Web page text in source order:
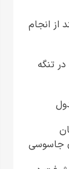
از انجام
تنگه
جاسوسی